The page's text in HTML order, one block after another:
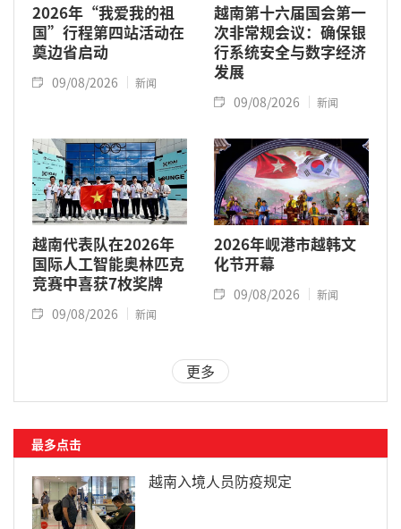
2026年“我爱我的祖
国”行程第四站活动在
奠边省启动
09/08/2026 新闻
越南第十六届国会第一
次非常规会议：确保银
行系统安全与数字经济
发展
09/08/2026 新闻
越南代表队在2026年
国际人工智能奥林匹克
竞赛中喜获7枚奖牌
09/08/2026 新闻
2026年岘港市越韩文
化节开幕
09/08/2026 新闻
更多
最多点击
越南入境人员防疫规定